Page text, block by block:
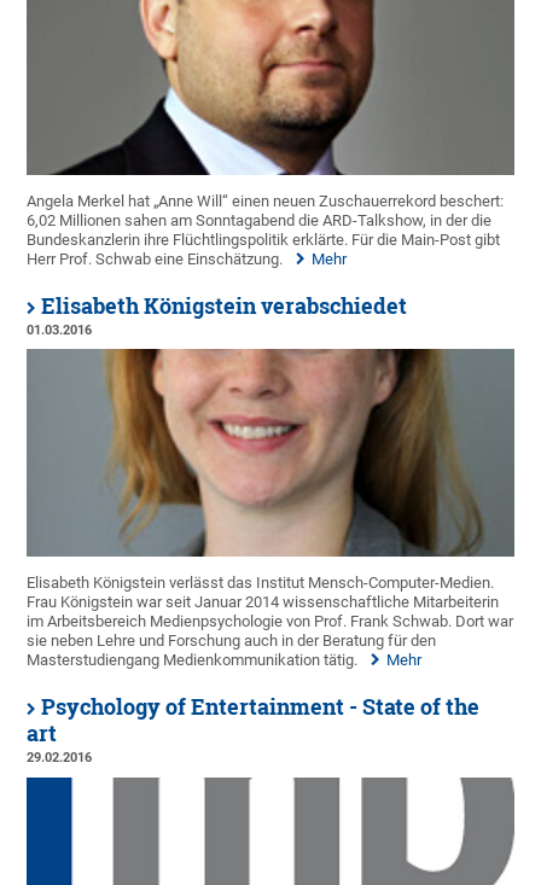
Angela Merkel hat „Anne Will“ einen neuen Zuschauerrekord beschert:
6,02 Millionen sahen am Sonntagabend die ARD-Talkshow, in der die
Bundeskanzlerin ihre Flüchtlingspolitik erklärte. Für die Main-Post gibt
Herr Prof. Schwab eine Einschätzung.
Mehr
Elisabeth Königstein verabschiedet
01.03.2016
Elisabeth Königstein verlässt das Institut Mensch-Computer-Medien.
Frau Königstein war seit Januar 2014 wissenschaftliche Mitarbeiterin
im Arbeitsbereich Medienpsychologie von Prof. Frank Schwab. Dort war
sie neben Lehre und Forschung auch in der Beratung für den
Masterstudiengang Medienkommunikation tätig.
Mehr
Psychology of Entertainment - State of the
art
29.02.2016